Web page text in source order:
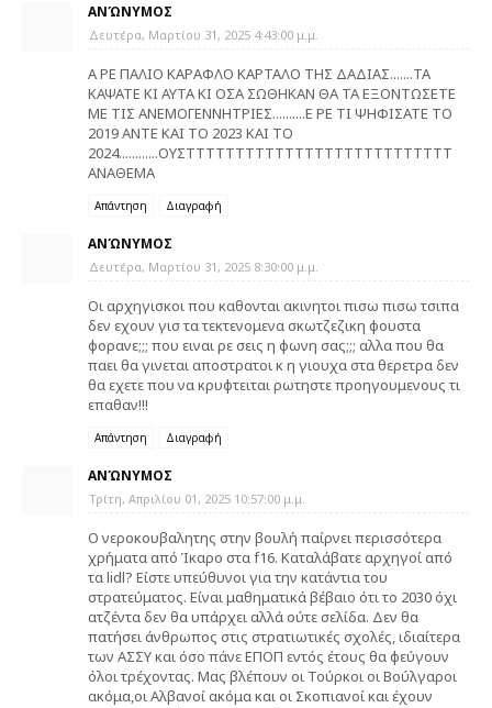
ΑΝΏΝΥΜΟΣ
Δευτέρα, Μαρτίου 31, 2025 4:43:00 μ.μ.
Α ΡΕ ΠΑΛΙΟ ΚΑΡΑΦΛΟ ΚΑΡΤΑΛΟ ΤΗΣ ΔΑΔΙΑΣ.......ΤΑ
ΚΑΨΑΤΕ ΚΙ ΑΥΤΑ ΚΙ ΟΣΑ ΣΩΘΗΚΑΝ ΘΑ ΤΑ ΕΞΟΝΤΩΣΕΤΕ
ΜΕ ΤΙΣ ΑΝΕΜΟΓΕΝΝΗΤΡΙΕΣ..........Ε ΡΕ ΤΙ ΨΗΦΙΣΑΤΕ ΤΟ
2019 ΑΝΤΕ ΚΑΙ ΤΟ 2023 ΚΑΙ ΤΟ
2024............ΟΥΣΤΤΤΤΤΤΤΤΤΤΤΤΤΤΤΤΤΤΤΤΤΤΤΤΤΤΤ
ΑΝΑΘΕΜΑ
Απάντηση Διαγραφή
ΑΝΏΝΥΜΟΣ
Δευτέρα, Μαρτίου 31, 2025 8:30:00 μ.μ.
Οι αρχηγισκοι που καθονται ακινητοι πισω πισω τσιπα
δεν εχουν γισ τα τεκτενομενα σκωτζεζικη φουστα
φορανε;;; που ειναι ρε σεις η φωνη σας;;; αλλα που θα
παει θα γινεται αποστρατοι κ η γιουχα στα θερετρα δεν
θα εχετε που να κρυφτειται ρωτηστε προηγουμενους τι
επαθαν!!!
Απάντηση Διαγραφή
ΑΝΏΝΥΜΟΣ
Τρίτη, Απριλίου 01, 2025 10:57:00 μ.μ.
Ο νεροκουβαλητης στην βουλή παίρνει περισσότερα
χρήματα από Ίκαρο στα f16. Καταλάβατε αρχηγοί από
τα lidl? Είστε υπεύθυνοι για την κατάντια του
στρατεύματος. Είναι μαθηματικά βέβαιο ότι το 2030 όχι
ατζέντα δεν θα υπάρχει αλλά ούτε σελίδα. Δεν θα
πατήσει άνθρωπος στις στρατιωτικές σχολές, ιδιαίτερα
των ΑΣΣΥ και όσο πάνε ΕΠΟΠ εντός έτους θα φεύγουν
όλοι τρέχοντας. Μας βλέπουν οι Τούρκοι οι Βούλγαροι
ακόμα,οι Αλβανοί ακόμα και οι Σκοπιανοί και έχουν